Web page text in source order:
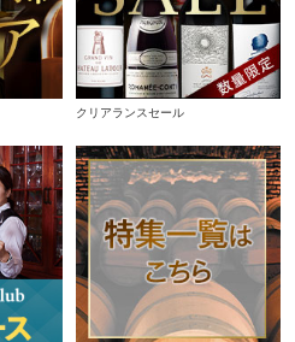
クリアランスセール